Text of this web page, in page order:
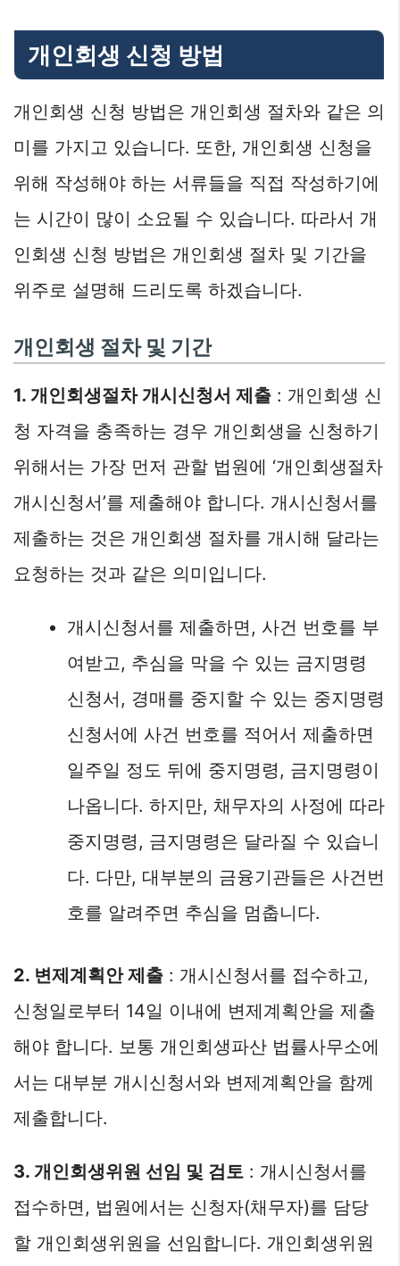
개인회생 신청 방법
개인회생 신청 방법은 개인회생 절차와 같은 의
미를 가지고 있습니다. 또한, 개인회생 신청을
위해 작성해야 하는 서류들을 직접 작성하기에
는 시간이 많이 소요될 수 있습니다. 따라서 개
인회생 신청 방법은 개인회생 절차 및 기간을
위주로 설명해 드리도록 하겠습니다.
개인회생 절차 및 기간
1. 개인회생절차 개시신청서 제출 : 개인회생 신
청 자격을 충족하는 경우 개인회생을 신청하기
위해서는 가장 먼저 관할 법원에 ‘개인회생절차
개시신청서’를 제출해야 합니다. 개시신청서를
제출하는 것은 개인회생 절차를 개시해 달라는
요청하는 것과 같은 의미입니다.
개시신청서를 제출하면, 사건 번호를 부
여받고, 추심을 막을 수 있는 금지명령
신청서, 경매를 중지할 수 있는 중지명령
신청서에 사건 번호를 적어서 제출하면
일주일 정도 뒤에 중지명령, 금지명령이
나옵니다. 하지만, 채무자의 사정에 따라
중지명령, 금지명령은 달라질 수 있습니
다. 다만, 대부분의 금융기관들은 사건번
호를 알려주면 추심을 멈춥니다.
2. 변제계획안 제출 : 개시신청서를 접수하고,
신청일로부터 14일 이내에 변제계획안을 제출
해야 합니다. 보통 개인회생파산 법률사무소에
서는 대부분 개시신청서와 변제계획안을 함께
제출합니다.
3. 개인회생위원 선임 및 검토 : 개시신청서를
접수하면, 법원에서는 신청자(채무자)를 담당
할 개인회생위원을 선임합니다. 개인회생위원